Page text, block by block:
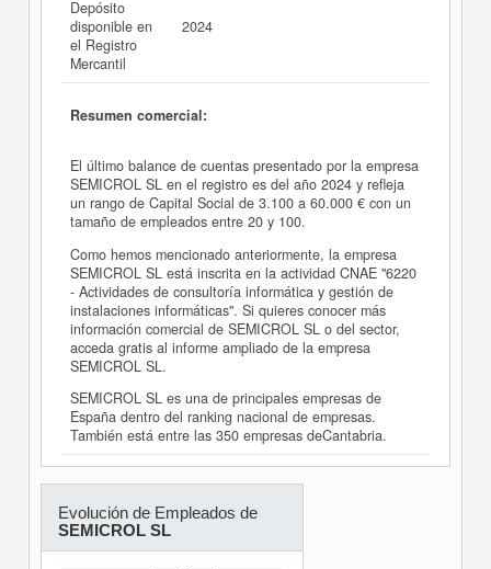
Depósito
disponible en
el Registro
Mercantil
2024
Resumen comercial:
El último balance de cuentas presentado por la empresa
SEMICROL SL en el registro es del año 2024 y refleja
un rango de Capital Social de 3.100 a 60.000 € con un
tamaño de empleados entre 20 y 100.
Como hemos mencionado anteriormente, la empresa
SEMICROL SL está inscrita en la actividad CNAE "6220
- Actividades de consultoría informática y gestión de
instalaciones informáticas". Si quieres conocer más
información comercial de SEMICROL SL o del sector,
acceda gratis al informe ampliado de la empresa
SEMICROL SL.
SEMICROL SL es una de principales empresas de
España dentro del ranking nacional de empresas.
También está entre las 350 empresas deCantabria.
Evolución de Empleados de
SEMICROL SL